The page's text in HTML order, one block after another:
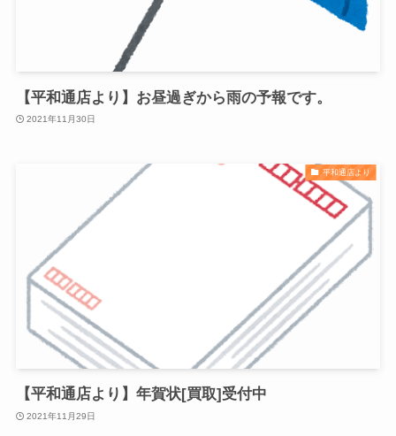
【平和通店より】お昼過ぎから雨の予報です。
2021年11月30日
平和通店より
【平和通店より】年賀状[買取]受付中
2021年11月29日